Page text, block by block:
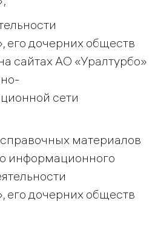
его дочерних обществ
сайтах АО «Уралтурбо»
сети
материалов
информационного
его дочерних обществ